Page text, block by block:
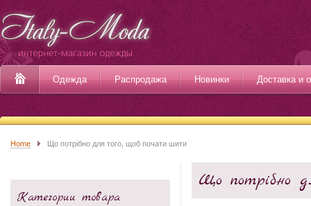
Одежда Распродажа Новинки Доставка и
Home Що потрібно для того, щоб почати шити
Категории товара
Що потрібно